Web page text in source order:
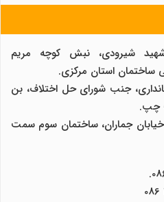
1: خیابان شهید شیرودی، نبش کوچه مریم
ساختمان استان مرکزی.
2: میدان فرمانداری، جنب شورای حل اختلاف، بن
چپ.
خیابان جماران، ساختمان سوم سمت